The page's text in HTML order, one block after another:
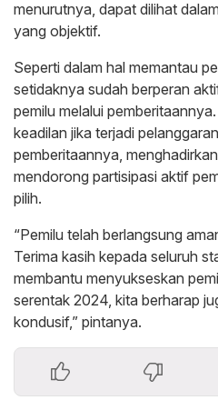
menurutnya, dapat dilihat
yang objektif.
Seperti dalam hal memantau
setidaknya sudah berperan
pemilu melalui
keadilan jika terjadi
pemberitaannya,
mendorong partisipasi aktif
pilih.
“Pemilu telah berlangsung
Terima kasih kepada seluruh
membantu menyukseskan
serentak 2024, kita berharap
kondusif,” pintanya.